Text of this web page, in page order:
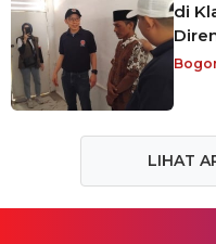
di
LIHAT